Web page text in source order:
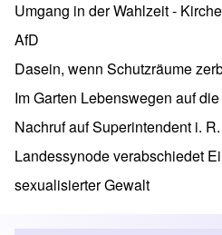
Umgang in der Wahlzeit -
AfD
Dasein, wenn Schutzräume
Im Garten Lebenswegen auf
Nachruf auf Superintendent i.
Landessynode verabschiedet
sexualisierter Gewalt